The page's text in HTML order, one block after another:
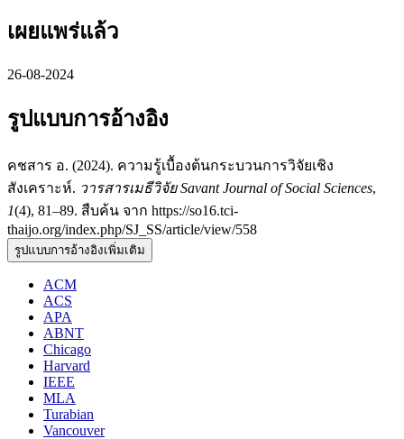
เผยแพร่แล้ว
26-08-2024
รูปแบบการอ้างอิง
คชสาร อ. (2024). ความรู้เบื้องต้นกระบวนการวิจัยเชิง
สังเคราะห์. วารสารเมธีวิจัย Savant Journal of Social Sciences,
1(4), 81–89. สืบค้น จาก https://so16.tci-
thaijo.org/index.php/SJ_SS/article/view/558
รูปแบบการอ้างอิงเพิ่มเติม
ACM
ACS
APA
ABNT
Chicago
Harvard
IEEE
MLA
Turabian
Vancouver